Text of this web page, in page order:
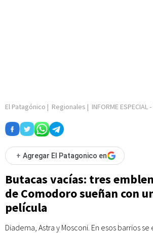
El Patagónico | Regionales | INFORME ESPECIAL-
+ Agregar El Patagonico en
Butacas vacías: tres
de Comodoro sueñan con
película
Diadema, Astra y Mosconi. En esos barrios